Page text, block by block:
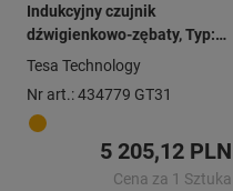
Indukcyjny czujnik
dźwigienkowo-zębaty, Typ:
GT31
Tesa Technology
Nr art.: 434779 GT31
5 205,12 PLN
Cena za 1 Sztuka